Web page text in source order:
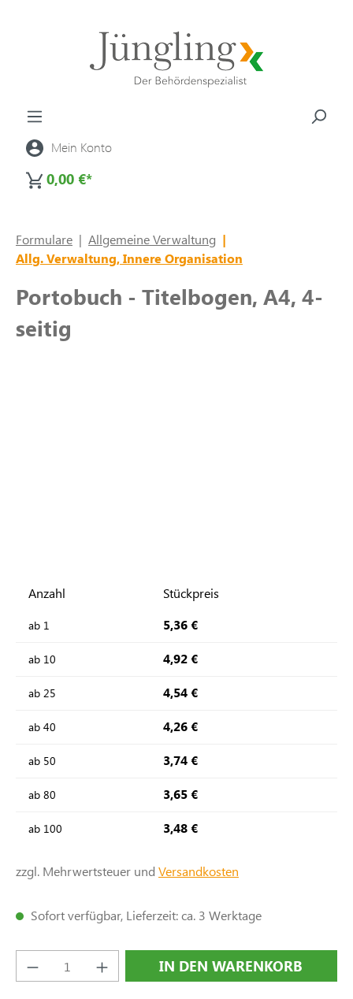
Mein Konto
0,00 €*
Formulare | Allgemeine Verwaltung |
Allg. Verwaltung, Innere Organisation
Portobuch - Titelbogen, A4, 4-
seitig
Anzahl Stückpreis
ab 1 5,36 €
ab 10 4,92 €
ab 25 4,54 €
ab 40 4,26 €
ab 50 3,74 €
ab 80 3,65 €
ab 100 3,48 €
zzgl. Mehrwertsteuer und Versandkosten
Sofort verfügbar, Lieferzeit: ca. 3 Werktage
Produkt Anzahl: Gib den gewünschten
IN DEN WARENKORB